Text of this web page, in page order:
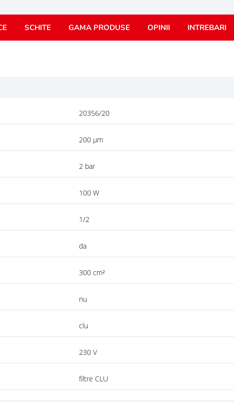
SCHITE GAMA PRODUSE OPINII INTREBARI
20356/20
200 µm
2 bar
100 W
1/2
da
300 cm²
nu
clu
230 V
filtre CLU